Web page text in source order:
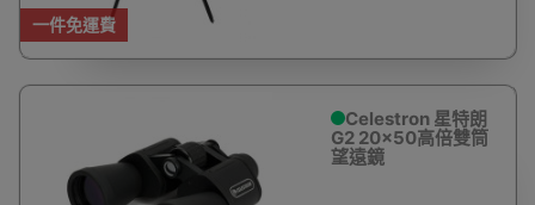
一件免運費
Celestron 星特朗
G2 20x50高倍雙筒
望遠鏡